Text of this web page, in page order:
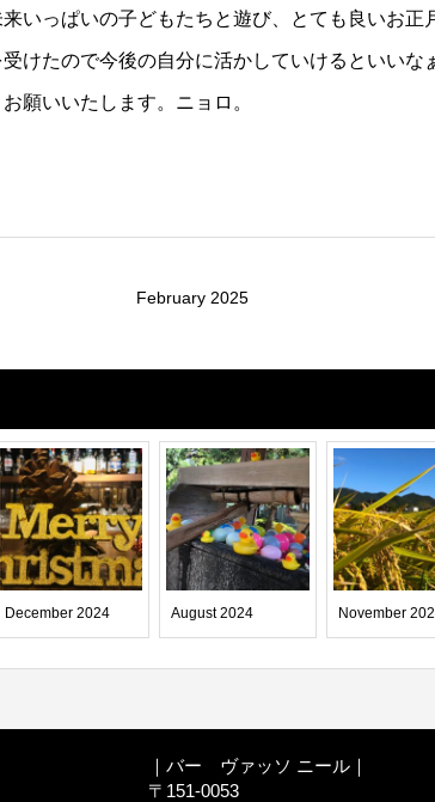
いっぱいの子どもたちと遊び、とても良いお正
けたので今後の自分に活かしていけるといいな
願いいたします。ニョロ。
February 2025
December 2024 August 2024 November
｜バー ヴァッソ ニール｜
〒151-0053